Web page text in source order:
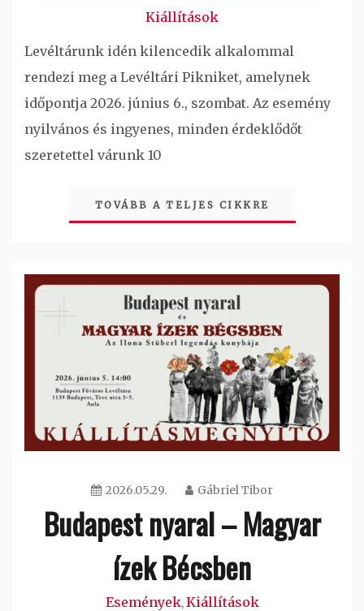
Kiállítások
Levéltárunk idén kilencedik alkalommal
rendezi meg a Levéltári Pikniket, amelynek
időpontja 2026. június 6., szombat. Az esemény
nyilvános és ingyenes, minden érdeklődőt
szeretettel várunk 10
TOVÁBB A TELJES CIKKRE
2026.05.29. Gábriel Tibor
Budapest nyaral – Magyar
ízek Bécsben
Események,Kiállítások